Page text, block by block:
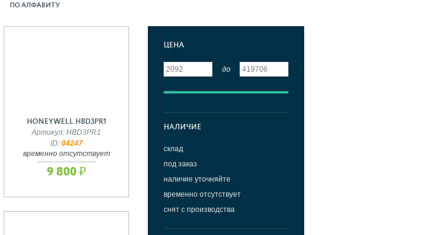
ПО АЛФАВИТУ
HONEYWELL HBD3PR1
Артикул: HBD3PR1
ID: 04247
временно отсутствует
9 800 ₽
ЦЕНА
до
НАЛИЧИЕ
склад
под заказ
наличие уточняйте
временно отсутствует
снят с производства